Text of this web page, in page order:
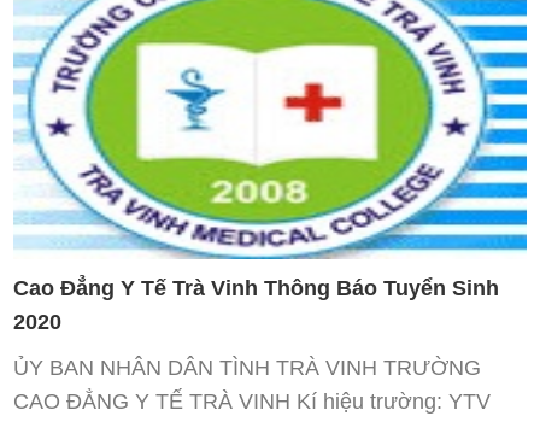
Cao Đẳng Y Tế Trà Vinh Thông Báo Tuyển Sinh
2020
ỦY BAN NHÂN DÂN TÌNH TRÀ VINH TRƯỜNG
CAO ĐẲNG Y TẾ TRÀ VINH Kí hiệu trường: YTV